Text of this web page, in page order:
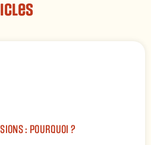
: POURQUOI ?